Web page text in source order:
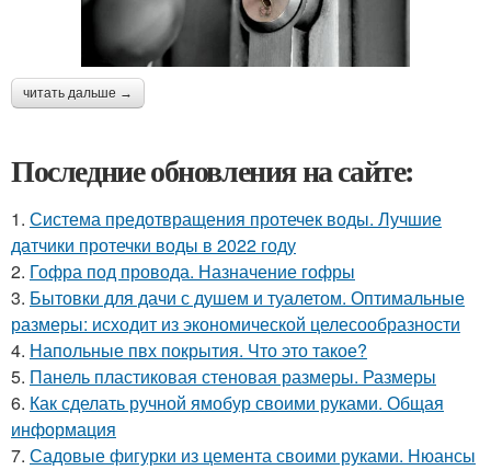
читать дальше →
Последние обновления на сайте:
1. Система предотвращения протечек воды. Лучшие
датчики протечки воды в 2022 году
2. Гофра под провода. Назначение гофры
3. Бытовки для дачи с душем и туалетом. Оптимальные
размеры: исходит из экономической целесообразности
4. Напольные пвх покрытия. Что это такое?
5. Панель пластиковая стеновая размеры. Размеры
6. Как сделать ручной ямобур своими руками. Общая
информация
7. Садовые фигурки из цемента своими руками. Нюансы